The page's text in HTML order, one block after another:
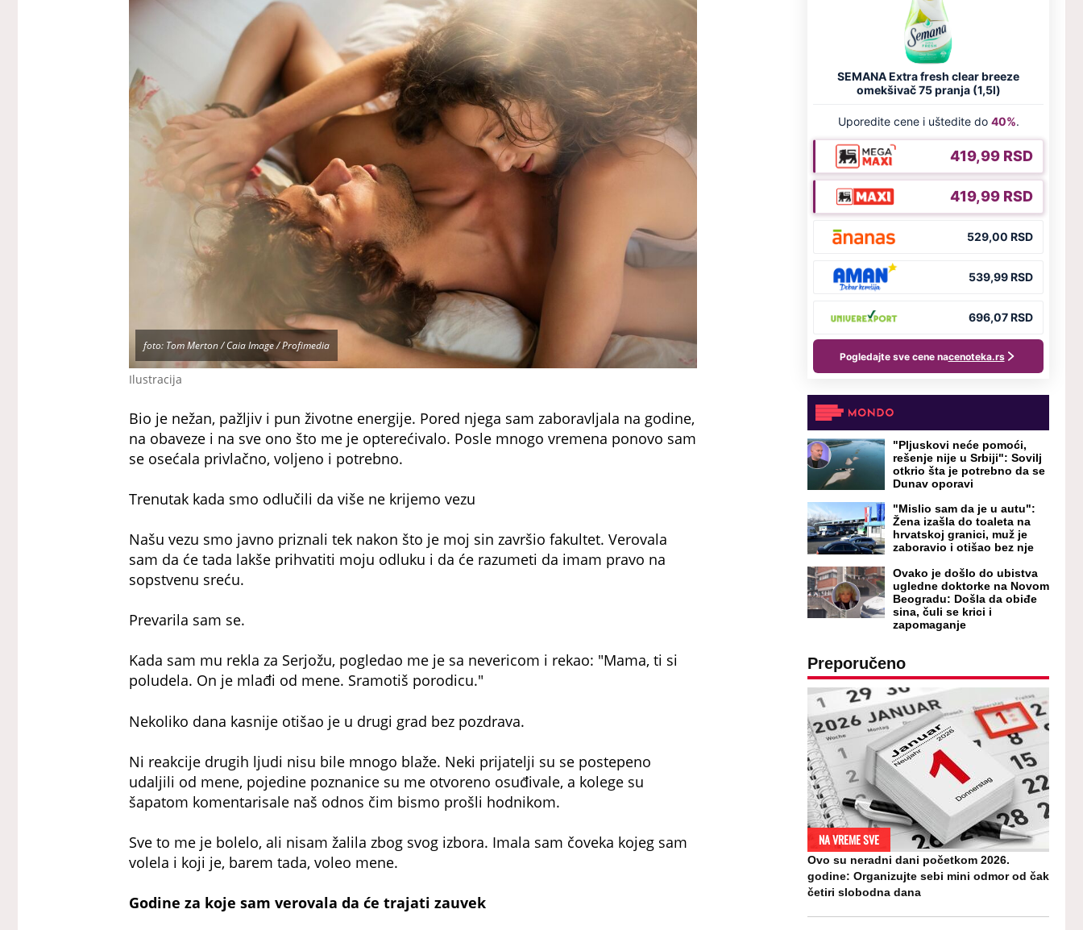
Ilustracija
foto: Tom Merton / Caia Image / Profimedia
Bio je nežan, pažljiv i pun životne energije. Pored njega sam zaboravljala na godine,
na obaveze i na sve ono što me je opterećivalo. Posle mnogo vremena ponovo sam
se osećala privlačno, voljeno i potrebno.
Trenutak kada smo odlučili da više ne krijemo vezu
Našu vezu smo javno priznali tek nakon što je moj sin završio fakultet. Verovala
sam da će tada lakše prihvatiti moju odluku i da će razumeti da imam pravo na
sopstvenu sreću.
Prevarila sam se.
Kada sam mu rekla za Serjožu, pogledao me je sa nevericom i rekao: "Mama, ti si
poludela. On je mlađi od mene. Sramotiš porodicu."
Nekoliko dana kasnije otišao je u drugi grad bez pozdrava.
Ni reakcije drugih ljudi nisu bile mnogo blaže. Neki prijatelji su se postepeno
udaljili od mene, pojedine poznanice su me otvoreno osuđivale, a kolege su
šapatom komentarisale naš odnos čim bismo prošli hodnikom.
Sve to me je bolelo, ali nisam žalila zbog svog izbora. Imala sam čoveka kojeg sam
volela i koji je, barem tada, voleo mene.
Godine za koje sam verovala da će trajati zauvek
"Pljuskovi neće pomoći,
rešenje nije u Srbiji": Sovilj
otkrio šta je potrebno da se
Dunav oporavi
"Mislio sam da je u autu":
Žena izašla do toaleta na
hrvatskoj granici, muž je
zaboravio i otišao bez nje
Ovako je došlo do ubistva
ugledne doktorke na Novom
Beogradu: Došla da obiđe
sina, čuli se krici i
zapomaganje
Preporučeno
NA VREME SVE
Ovo su neradni dani početkom 2026.
godine: Organizujte sebi mini odmor od čak
četiri slobodna dana